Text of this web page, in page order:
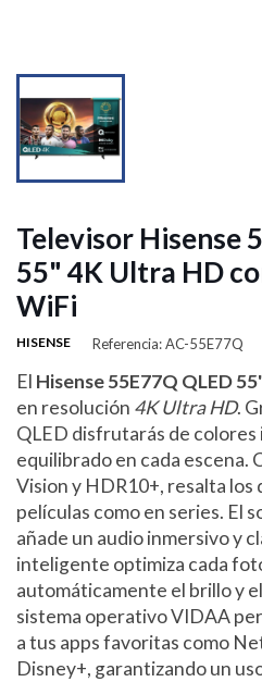
Televisor Hisense
55" 4K Ultra HD
WiFi
HISENSE Referencia: AC-55E77Q
El Hisense 55E77Q QLED
en resolución 4K Ultra HD.
QLED disfrutarás de
equilibrado en cada escena.
Vision y HDR10+, resalta
películas como en series. El
añade un audio inmersivo y
inteligente optimiza cada
automáticamente el brillo y
sistema operativo VIDAA
a tus apps favoritas como
Disney+, garantizando un